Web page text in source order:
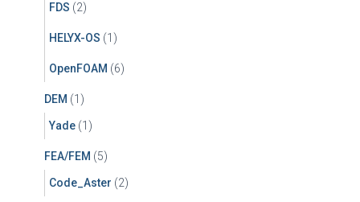
FDS (2)
HELYX-OS (1)
OpenFOAM (6)
DEM (1)
Yade (1)
FEA/FEM (5)
Code_Aster (2)